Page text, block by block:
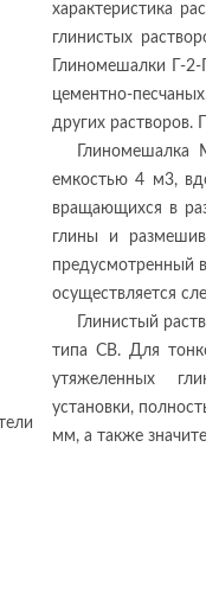
характеристика
глинистых
Глиномешалки Г-
цементно-
других растворов.
Глиномешалка
емкостью 4 м3,
вращающихся в
глины и
предусмотренный
осуществляется
Глинистый
типа СВ. Для
утяжеленных
установки,
мм, а также